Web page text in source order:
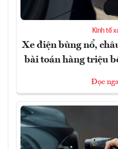
Kinh tế
Xe điện bùng nổ,
bài toán hàng triệu
Đọc